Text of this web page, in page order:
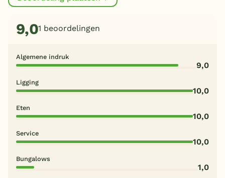
9,01 beoordelingen
Algemene indruk
9,0
Ligging
10,0
Eten
10,0
Service
10,0
Bungalows
1,0